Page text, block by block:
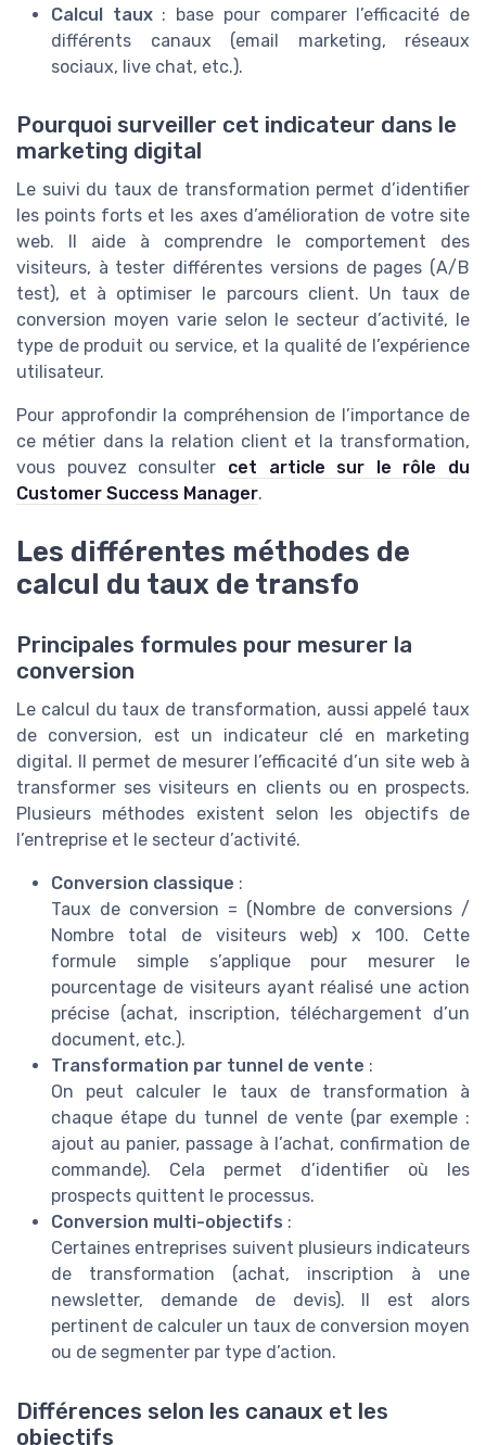
Calcul taux: base pour comparer l’efficacité de
différents canaux (email marketing, réseaux
sociaux, live chat, etc.).
Pourquoi surveiller cet indicateur dans le
marketing digital
Le suivi du taux de transformation permet d’identifier
les points forts et les axes d’amélioration de votre site
web. Il aide à comprendre le comportement des
visiteurs, à tester différentes versions de pages (A/B
test), et à optimiser le parcours client. Un taux de
conversion moyen varie selon le secteur d’activité, le
type de produit ou service, et la qualité de l’expérience
utilisateur.
Pour approfondir la compréhension de l’importance de
ce métier dans la relation client et la transformation,
vous pouvez consulter cet article sur le rôle du
Customer Success Manager.
Les différentes méthodes de
calcul du taux de transfo
Principales formules pour mesurer la
conversion
Le calcul du taux de transformation, aussi appelé taux
de conversion, est un indicateur clé en marketing
digital. Il permet de mesurer l’efficacité d’un site web à
transformer ses visiteurs en clients ou en prospects.
Plusieurs méthodes existent selon les objectifs de
l’entreprise et le secteur d’activité.
Conversion classique :
Taux de conversion = (Nombre de conversions /
Nombre total de visiteurs web) x 100. Cette
formule simple s’applique pour mesurer le
pourcentage de visiteurs ayant réalisé une action
précise (achat, inscription, téléchargement d’un
document, etc.).
Transformation par tunnel de vente :
On peut calculer le taux de transformation à
chaque étape du tunnel de vente (par exemple :
ajout au panier, passage à l’achat, confirmation de
commande). Cela permet d’identifier où les
prospects quittent le processus.
Conversion multi-objectifs :
Certaines entreprises suivent plusieurs indicateurs
de transformation (achat, inscription à une
newsletter, demande de devis). Il est alors
pertinent de calculer un taux de conversion moyen
ou de segmenter par type d’action.
Différences selon les canaux et les
objectifs